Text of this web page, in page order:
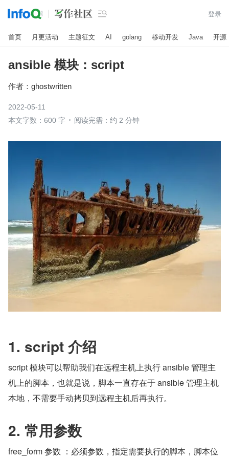
 登录
首页 月更活动 主题征文 AI golang 移动开发 Java 开源
ansible 模块：script
作者： ghostwritten
2022-05-11
本文字数：600 字
阅读完需：约 2 分钟
1. script 介绍
script 模块可以帮助我们在远程主机上执行 ansible 管理主
机上的脚本，也就是说，脚本一直存在于 ansible 管理主机
本地，不需要手动拷贝到远程主机后再执行。
2. 常用参数
free_form 参数 ：必须参数，指定需要执行的脚本，脚本位